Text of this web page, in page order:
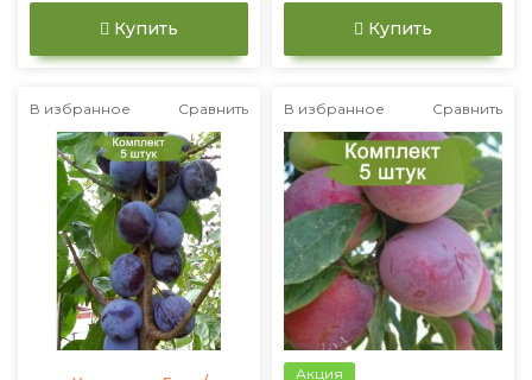
Купить Купить
В избранное Сравнить В избранное Сравнить
Акция